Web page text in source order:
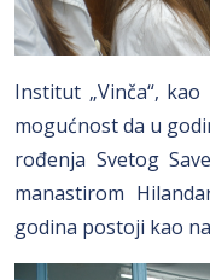
Institut „Vinča“,
mogućnost da u
rođenja Svetog
manastirom
godina postoji kao